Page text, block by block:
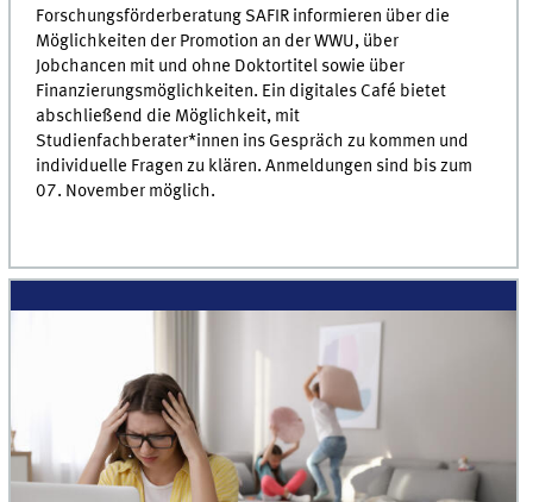
Forschungsförderberatung SAFIR informieren über die
Möglichkeiten der Promotion an der WWU, über
Jobchancen mit und ohne Doktortitel sowie über
Finanzierungsmöglichkeiten. Ein digitales Café bietet
abschließend die Möglichkeit, mit
Studienfachberater*innen ins Gespräch zu kommen und
individuelle Fragen zu klären. Anmeldungen sind bis zum
07. November möglich.